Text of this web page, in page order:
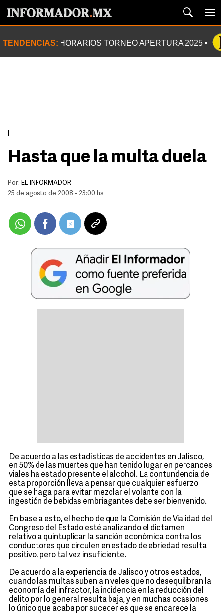
TENDENCIAS: HORARIOS TORNEO APERTURA 2025
Hasta que la multa duela
Por: EL INFORMADOR
25 de agosto de 2008 - 23:00 hs
De acuerdo a las estadísticas de accidentes en Jalisco,
en 50% de las muertes que han tenido lugar en percances
viales ha estado presente el alcohol. La contundencia de
esta proporción lleva a pensar que cualquier esfuerzo
que se haga para evitar mezclar el volante con la
ingestión de bebidas embriagantes debe ser bienvenido.
En base a esto, el hecho de que la Comisión de Vialidad del
Congreso del Estado esté analizando el dictamen
relativo a quintuplicar la sanción económica contra los
conductores que circulen en estado de ebriedad resulta
positivo, pero tal vez insuficiente.
De acuerdo a la experiencia de Jalisco y otros estados,
cuando las multas suben a niveles que no desequilibran la
economía del infractor, la incidencia en la reducción del
delito por lo general resulta baja, y en muchas ocasiones
lo único que acaba por suceder es que se encarece la